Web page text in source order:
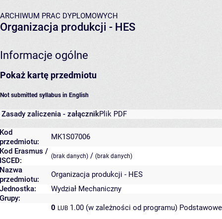
ARCHIWUM PRAC DYPLOMOWYCH
Organizacja produkcji - HES
Informacje ogólne
Pokaż kartę przedmiotu
Not submitted syllabus in English
Zasady zaliczenia - załącznikPlik PDF
Kod
przedmiotu:
MK1S07006
Kod Erasmus /
ISCED:
(brak danych) / (brak danych)
Nazwa
przedmiotu:
Organizacja produkcji - HES
Jednostka:
Wydział Mechaniczny
Grupy:
0 LUB 1.00 (w zależności od programu)